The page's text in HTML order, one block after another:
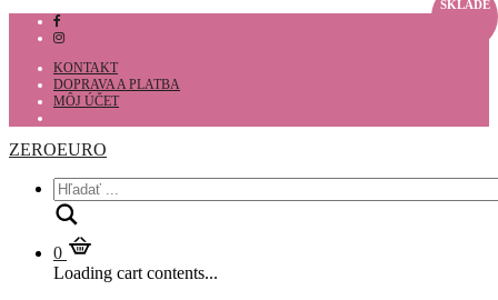
KONTAKT
DOPRAVA A PLATBA
MÔJ ÚČET
ZEROEURO
0
Loading cart contents...
SKLADE